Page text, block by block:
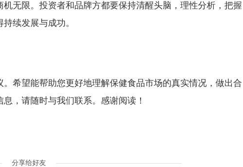
无限。投资者和品牌方都要保持清醒头脑，理性分析，把握
续发展与成功。
希望能帮助您更好地理解保健食品市场的真实情况，做出合
，请随时与我们联系。感谢阅读！
分享给好友